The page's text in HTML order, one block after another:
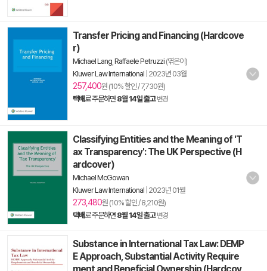
Transfer Pricing and Financing (Hardcove
r)
Michael Lang Raffaele Petruzzi (엮은이)
Kluwer Law International 2023년 03월
257,400원 (10% 할인 / 7,730원)
택배로 주문하면 8월 14일 출고 변경
Classifying Entities and the Meaning of 'T
ax Transparency': The UK Perspective (H
ardcover)
Michael McGowan
Kluwer Law International 2023년 01월
273,480원 (10% 할인 / 8,210원)
택배로 주문하면 8월 14일 출고 변경
Substance in International Tax Law: DEMP
E Approach, Substantial Activity Require